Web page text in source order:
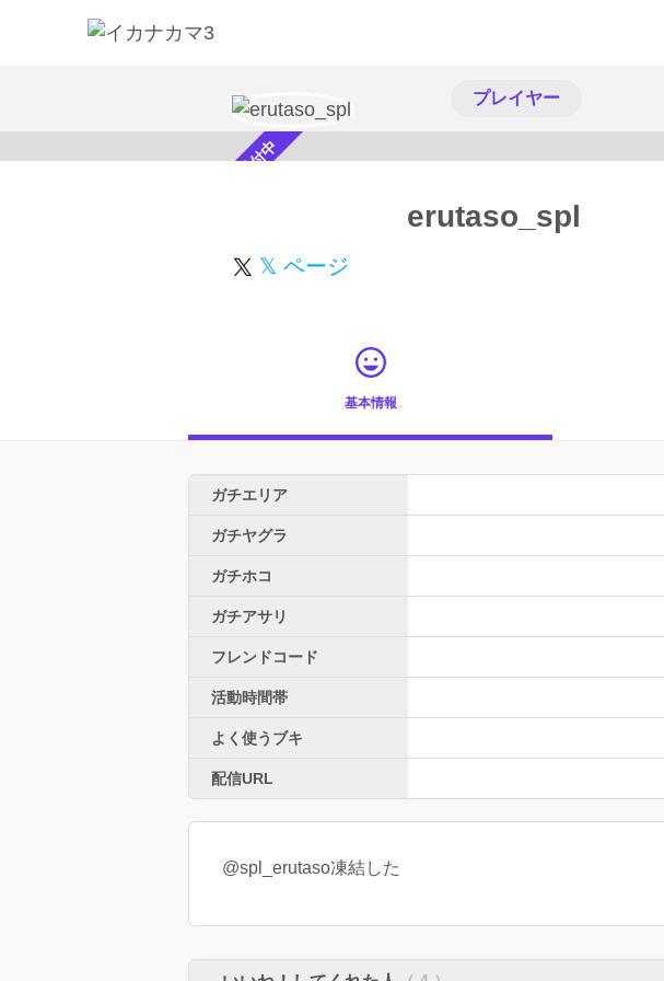
プレイヤー
スカウト受付中 erutaso_spl
𝕏 ページ
基本情報
ガチエリア
ガチヤグラ
ガチホコ
ガチアサリ
フレンドコード
活動時間帯
よく使うブキ
配信URL
@spl_erutaso凍結した